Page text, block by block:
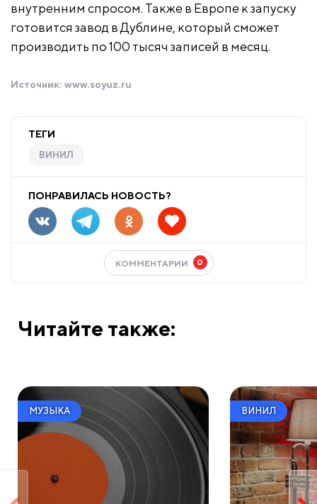
внутренним спросом. Также в Европе к запуску
готовится завод в Дублине, который сможет
производить по 100 тысяч записей в месяц.
Источник: www.soyuz.ru
ТЕГИ
ВИНИЛ
ПОНРАВИЛАСЬ НОВОСТЬ?
КОММЕНТАРИИ 0
Читайте также:
МУЗЫКА ВИНИЛ